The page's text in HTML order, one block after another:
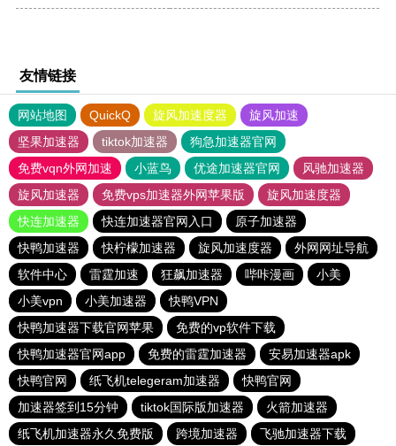
友情链接
网站地图 QuickQ 旋风加速度器
旋风加速
坚果加速器
tiktok加速器
狗急加速器官网
免费vqn外网加速
小蓝鸟 优途加速器官网
风驰加速器
旋风加速器
免费vps加速器外网苹果版
旋风加速度器
快连加速器
快连加速器官网入口
原子加速器
快鸭加速器
快柠檬加速器 旋风加速度器
外网网址导航
软件中心
雷霆加速 狂飙加速器 哔咔漫画
小美
小美vpn
小美加速器
快鸭VPN
快鸭加速器下载官网苹果
免费的vp软件下载
快鸭加速器官网app
免费的雷霆加速器
安易加速器apk
快鸭官网
纸飞机telegeram加速器
快鸭官网
加速器签到15分钟
tiktok国际版加速器
火箭加速器
纸飞机加速器永久免费版
跨境加速器 飞驰加速器下载